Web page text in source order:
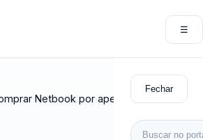
☰
Fechar
Buscar por:
Netbook por apenas 99 centavos